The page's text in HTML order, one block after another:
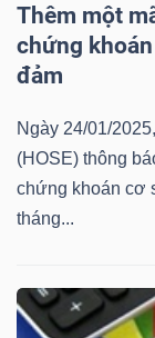
Thêm một
chứng
đảm
Ngày 24/01/
(HOSE) thông
chứng khoán cơ
tháng...
Mã
khoán
(-)
Tất cả
đạo
(-)